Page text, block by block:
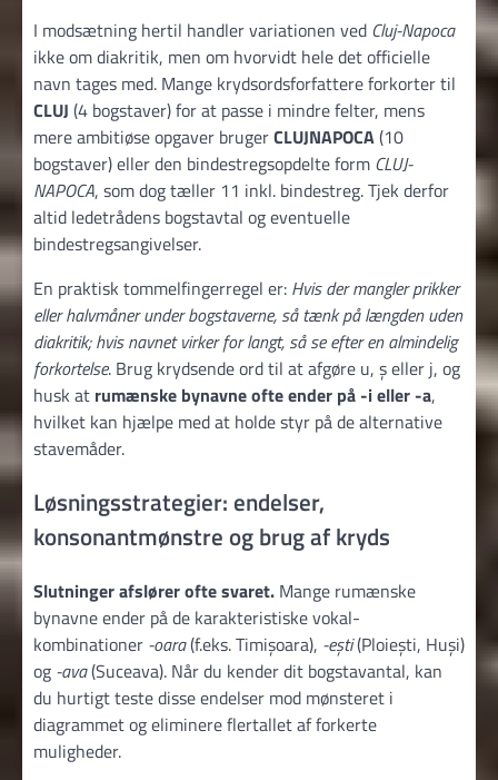
I modsætning hertil handler variationen ved Cluj-Napoca
ikke om diakritik, men om hvorvidt hele det officielle
navn tages med. Mange krydsordsforfattere forkorter til
CLUJ (4 bogstaver) for at passe i mindre felter, mens
mere ambitiøse opgaver brugerCLUJNAPOCA(10
bogstaver) eller den bindestregsopdelte form CLUJ-
NAPOCA, som dog tæller 11 inkl. bindestreg. Tjek derfor
altid ledetrådens bogstavtal og eventuelle
bindestregsangivelser.
En praktisk tommelfingerregel er: Hvis der mangler prikker
eller halvmåner under bogstaverne, så tænk på længden uden
diakritik; hvis navnet virker for langt, så se efter en almindelig
forkortelse. Brug krydsende ord til at afgøre u, ș eller j, og
husk at rumænske bynavne ofte ender på -i eller -a,
hvilket kan hjælpe med at holde styr på de alternative
stavemåder.
Løsningsstrategier: endelser,
konsonantmønstre og brug af kryds
Slutninger afslører ofte svaret. Mange rumænske
bynavne ender på de karakteristiske vokal-
kombinationer -oara(f.eks. Timișoara), -ești(Ploiești, Huși)
og -ava(Suceava). Når du kender dit bogstavantal, kan
du hurtigt teste disse endelser mod mønsteret i
diagrammet og eliminere flertallet af forkerte
muligheder.